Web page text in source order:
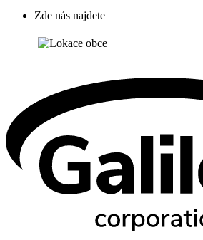
Zde nás najdete